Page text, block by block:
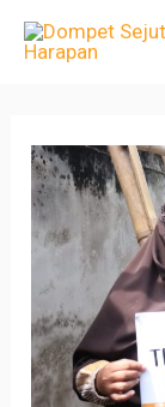
Lewati
Post
navigation